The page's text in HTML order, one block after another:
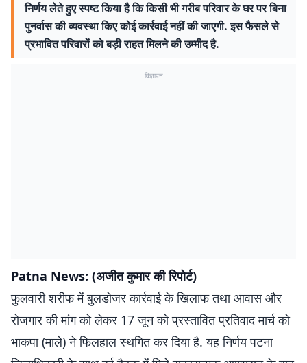
निर्णय लेते हुए स्पष्ट किया है कि किसी भी गरीब परिवार के घर पर बिना
पुनर्वास की व्यवस्था किए कोई कार्रवाई नहीं की जाएगी. इस फैसले से
प्रभावित परिवारों को बड़ी राहत मिलने की उम्मीद है.
विज्ञापन
Patna News: (अजीत कुमार की रिपोर्ट)
फुलवारी शरीफ में बुलडोजर कार्रवाई के खिलाफ तथा आवास और
रोजगार की मांग को लेकर 17 जून को प्रस्तावित प्रतिवाद मार्च को
भाकपा (माले) ने फिलहाल स्थगित कर दिया है. यह निर्णय पटना